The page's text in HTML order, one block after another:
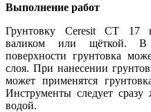
Выполнение работ
Грунтовку Ceresit CT 17
валиком или щёткой. В
поверхности грунтовка
слоя. При нанесении
может применятся
Инструменты следует
водой.